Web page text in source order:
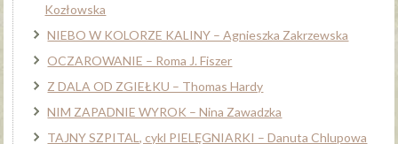
Kozłowska
NIEBO W KOLORZE KALINY – Agnieszka Zakrzewska
OCZAROWANIE – Roma J. Fiszer
Z DALA OD ZGIEŁKU – Thomas Hardy
NIM ZAPADNIE WYROK – Nina Zawadzka
TAJNY SZPITAL, cykl PIELĘGNIARKI – Danuta Chlupowa